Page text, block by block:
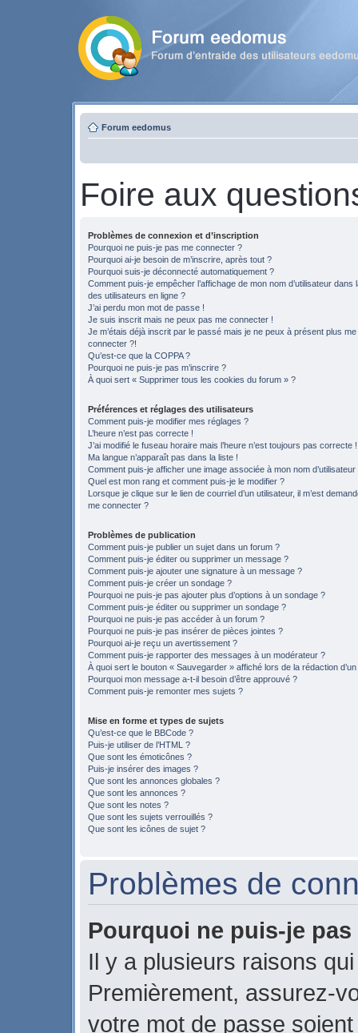
Forum eedomus
Foire aux
Problèmes de connexion et d’inscription
Pourquoi ne puis-je pas me connecter ?
Pourquoi ai-je besoin de m’inscrire, après tout ?
Pourquoi suis-je déconnecté automatiquement ?
Comment puis-je empêcher l’affichage de mon nom d’utilisateur dans
des utilisateurs en ligne ?
J’ai perdu mon mot de passe !
Je suis inscrit mais ne peux pas me connecter !
Je m’étais déjà inscrit par le passé mais je ne peux à présent plus me
connecter ?!
Qu’est-ce que la COPPA ?
Pourquoi ne puis-je pas m’inscrire ?
À quoi sert « Supprimer tous les cookies du forum » ?
Préférences et réglages des utilisateurs
Comment puis-je modifier mes réglages ?
L’heure n’est pas correcte !
J’ai modifié le fuseau horaire mais l’heure n’est toujours pas correcte !
Ma langue n’apparaît pas dans la liste !
Comment puis-je afficher une image associée à mon nom d’utilisateur
Quel est mon rang et comment puis-je le modifier ?
Lorsque je clique sur le lien de courriel d’un utilisateur, il m’est
me connecter ?
Problèmes de publication
Comment puis-je publier un sujet dans un forum ?
Comment puis-je éditer ou supprimer un message ?
Comment puis-je ajouter une signature à un message ?
Comment puis-je créer un sondage ?
Pourquoi ne puis-je pas ajouter plus d’options à un sondage ?
Comment puis-je éditer ou supprimer un sondage ?
Pourquoi ne puis-je pas accéder à un forum ?
Pourquoi ne puis-je pas insérer de pièces jointes ?
Pourquoi ai-je reçu un avertissement ?
Comment puis-je rapporter des messages à un modérateur ?
À quoi sert le bouton « Sauvegarder » affiché lors de la rédaction
Pourquoi mon message a-t-il besoin d’être approuvé ?
Comment puis-je remonter mes sujets ?
Mise en forme et types de sujets
Qu’est-ce que le BBCode ?
Puis-je utiliser de l’HTML ?
Que sont les émoticônes ?
Puis-je insérer des images ?
Que sont les annonces globales ?
Que sont les annonces ?
Que sont les notes ?
Que sont les sujets verrouillés ?
Que sont les icônes de sujet ?
Problèmes de
Pourquoi ne puis-je
Il y a plusieurs raisons
Premièrement, assurez-
votre mot de passe